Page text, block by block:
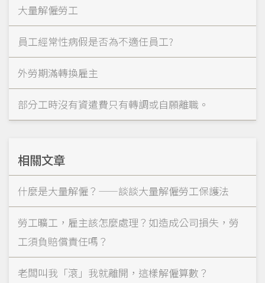
大量解僱勞工
員工經常性病假是否為不適任員工?
外勞期滿轉換雇主
部分工時沒有資遣費只有轉調或自願離職。
相關文章
什麼是大量解僱？——談談大量解僱勞工保護法
勞工曠工，雇主該怎麼處理？如造成公司損失，勞
工須負賠償責任嗎？
老闆叫我「滾」我就離開，這樣解僱算數？